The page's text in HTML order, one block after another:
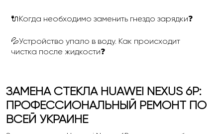
🔌Когда необходимо заменить гнездо зарядки❓
💦Устройство упало в воду. Как происходит
чистка после жидкости❓
ЗАМЕНА СТЕКЛА HUAWEI NEXUS 6P:
ПРОФЕССИОНАЛЬНЫЙ РЕМОНТ ПО
ВСЕЙ УКРАИНЕ